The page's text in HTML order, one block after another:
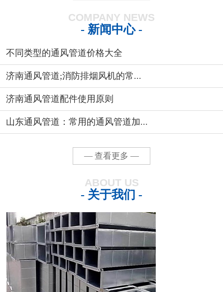
COMPANY NEWS
- 新闻中心 -
不同类型的通风管道价格大全
济南通风管道;消防排烟风机的常...
济南通风管道配件使用原则
山东通风管道：常用的通风管道加...
— 查看更多 —
ABOUT US
- 关于我们 -